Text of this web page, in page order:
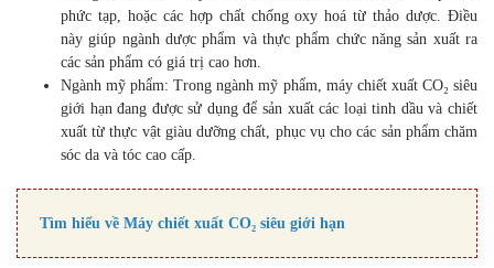
Tác động trực tiếp:
Ngành thực phẩm chức năng và dược phẩm: Máy chiết xuất
CO₂ siêu giới hạn hiện nay được cải tiến để chiết xuất các hợp
chất phức tạp, hoặc các hợp chất chống oxy hoá từ thảo
dược. Điều này giúp ngành dược phẩm và thực phẩm chức
năng sản xuất ra các sản phẩm có giá trị cao hơn.
CO₂ siêu giới hạn đang được sử dụng để sản xuất các loại
tinh dầu và chiết xuất từ thực vật giàu dưỡng chất, phục vụ